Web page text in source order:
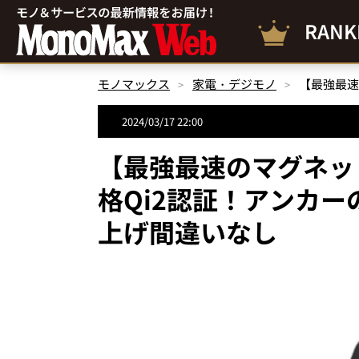
モノマックス 家電・デジモノ
2024/03/17 22:00
【最強最速のマグネ
格Qi2認証！アンカー
上げ間違いなし